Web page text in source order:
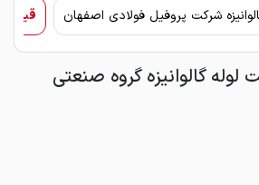
شرکت پروفیل فولادی اصفهان قیمت
گالوانیزه گروه صنعتی